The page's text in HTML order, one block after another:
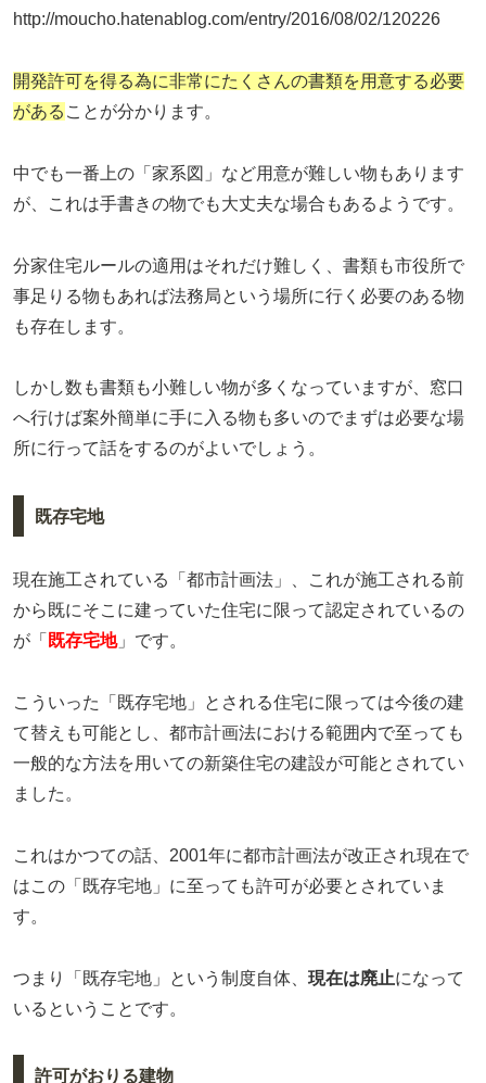
http://moucho.hatenablog.com/entry/2016/08/02/120226
開発許可を得る為に非常にたくさんの書類を用意する必要
がある ことが分かります。
中でも一番上の「家系図」など用意が難しい物もあります
が、これは手書きの物でも大丈夫な場合もあるようです。
分家住宅ルールの適用はそれだけ難しく、書類も市役所で
事足りる物もあれば法務局という場所に行く必要のある物
も存在します。
しかし数も書類も小難しい物が多くなっていますが、窓口
へ行けば案外簡単に手に入る物も多いのでまずは必要な場
所に行って話をするのがよいでしょう。
既存宅地
現在施工されている「都市計画法」、これが施工される前
から既にそこに建っていた住宅に限って認定されているの
が「 既存宅地」です。
こういった「既存宅地」とされる住宅に限っては今後の建
て替えも可能とし、都市計画法における範囲内で至っても
一般的な方法を用いての新築住宅の建設が可能とされてい
ました。
これはかつての話、2001年に都市計画法が改正され現在で
はこの「既存宅地」に至っても許可が必要とされていま
す。
つまり「既存宅地」という制度自体、 現在は廃止になって
いるということです。
許可がおりる建物